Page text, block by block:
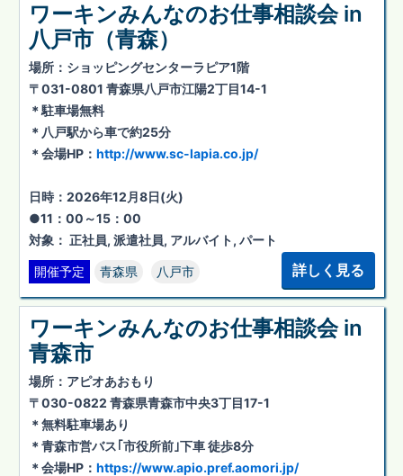
ワーキンみんなのお仕事相談会 in
八戸市（青森）
場所：ショッピングセンターラピア1階
〒031-0801 青森県八戸市江陽2丁目14-1
＊駐車場無料
＊八戸駅から車で約25分
＊会場HP： http://www.sc-lapia.co.jp/
日時：2026年12月8日(火)
●11：00～15：00
対象： 正社員, 派遣社員, アルバイト, パート
開催予定 青森県 八戸市 詳しく見る
ワーキンみんなのお仕事相談会 in
青森市
場所：アピオあおもり
〒030-0822 青森県青森市中央3丁目17-1
＊無料駐車場あり
＊青森市営バス｢市役所前｣下車 徒歩8分
＊会場HP： https://www.apio.pref.aomori.jp/